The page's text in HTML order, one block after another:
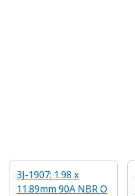
3J-1907: 1.98 x
11.89mm 90A NBR O